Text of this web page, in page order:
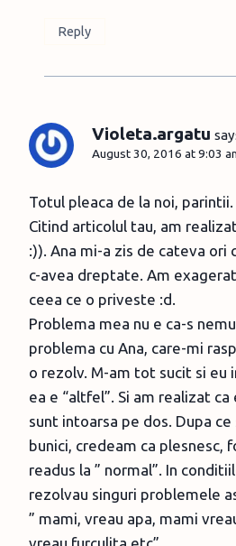
Reply
Violeta.argatu
August 30, 2016 at 9:03
Totul pleaca de la noi, parintii.
Citind articolul tau, am
:)). Ana mi-a zis de cateva ori
c-avea dreptate. Am
ceea ce o priveste :d.
Problema mea nu e ca-s
problema cu Ana, care-mi
o rezolv. M-am tot sucit si eu
ea e “altfel”. Si am realizat ca
sunt intoarsa pe dos. Dupa
bunici, credeam ca plesnesc,
readus la ” normal”. In
rezolvau singuri problemele
” mami, vreau apa, mami